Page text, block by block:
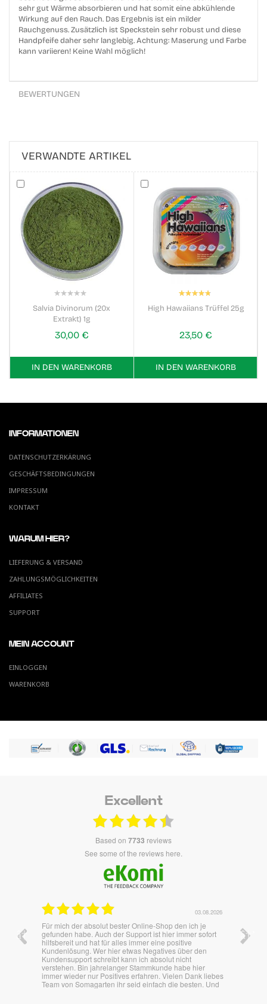
sehr gut Wärme absorbieren und hat somit eine abkühlende
Wirkung auf den Rauch. Das Ergebnis ist ein milder
Rauchgenuss. Zusätzlich ist Speckstein sehr robust und diese
Handpfeife daher sehr langlebig. Achtung: Maserung und Farbe
kann variieren! Keine Wahl möglich!
BEWERTUNGEN
VERWANDTE ARTIKEL
Salvia Divinorum (20x
Extrakt) 1g
30,00 €
IN DEN WARENKORB
Bewertung:
High Hawaiians Trüffel 25g
23,50 €
IN DEN WARENKORB
INFORMATIONEN
DATENSCHUTZERKÄRUNG
GESCHÄFTSBEDINGUNGEN
IMPRESSUM
KONTAKT
WARUM HIER?
LIEFERUNG & VERSAND
ZAHLUNGSMÖGLICHKEITEN
AFFILIATES
SUPPORT
MEIN ACCOUNT
EINLOGGEN
WARENKORB
Excellent
based on 7733 reviews
see some of the reviews here.
ein
03.08.2026
Für mich der absolut bester Online-Shop den ich je
gefunden habe. Auch der Support ist hier immer sofort
hilfsbereit und hat für alles immer eine positive
Kundenlösung. Wer hier etwas Negatives über den
Kundensupport schreibt kann ich absolut nicht
verstehen. Bin jahrelanger Stammkunde habe hier
immer wieder nur Positives erfahren. Vielen Dank liebes
Team von Somagarten ihr seid einfach die besten. Und